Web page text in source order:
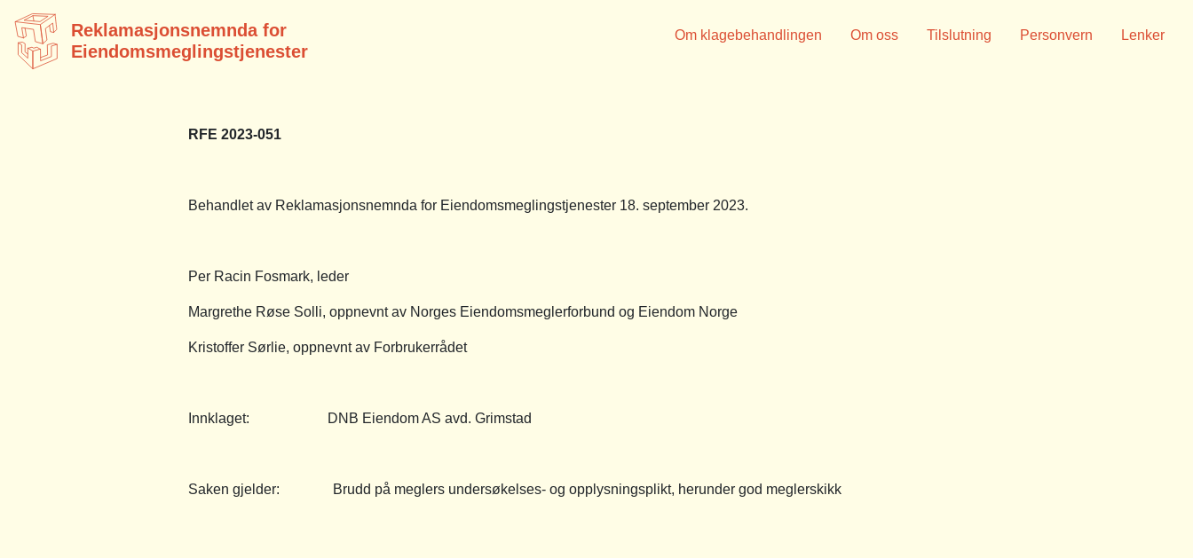
Reklamasjonsnemnda for
Eiendomsmeglingstjenester
Om klagebehandlingen Om oss Tilslutning Personvern Lenker
RFE 2023-051
Behandlet av Reklamasjonsnemnda for Eiendomsmeglingstjenester 18. september 2023.
Per Racin Fosmark, leder
Margrethe Røse Solli, oppnevnt av Norges Eiendomsmeglerforbund og Eiendom Norge
Kristoffer Sørlie, oppnevnt av Forbrukerrådet
Innklaget: DNB Eiendom AS avd. Grimstad
Saken gjelder: Brudd på meglers undersøkelses- og opplysningsplikt, herunder god meglerskikk